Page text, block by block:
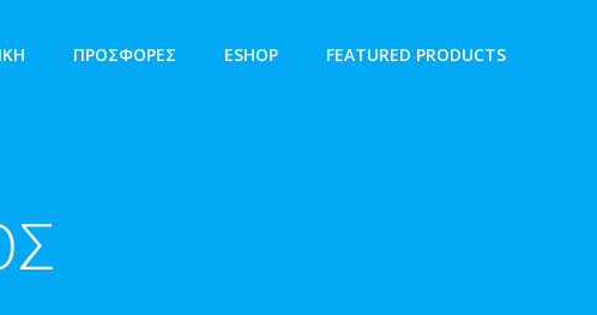
ΠΡΟΣΦΟΡΕΣ ESHOP FEATURED PRODUCTS